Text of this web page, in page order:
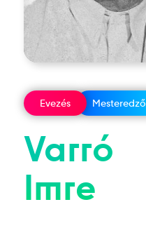
Evezés Mesteredző
Varró
Imre